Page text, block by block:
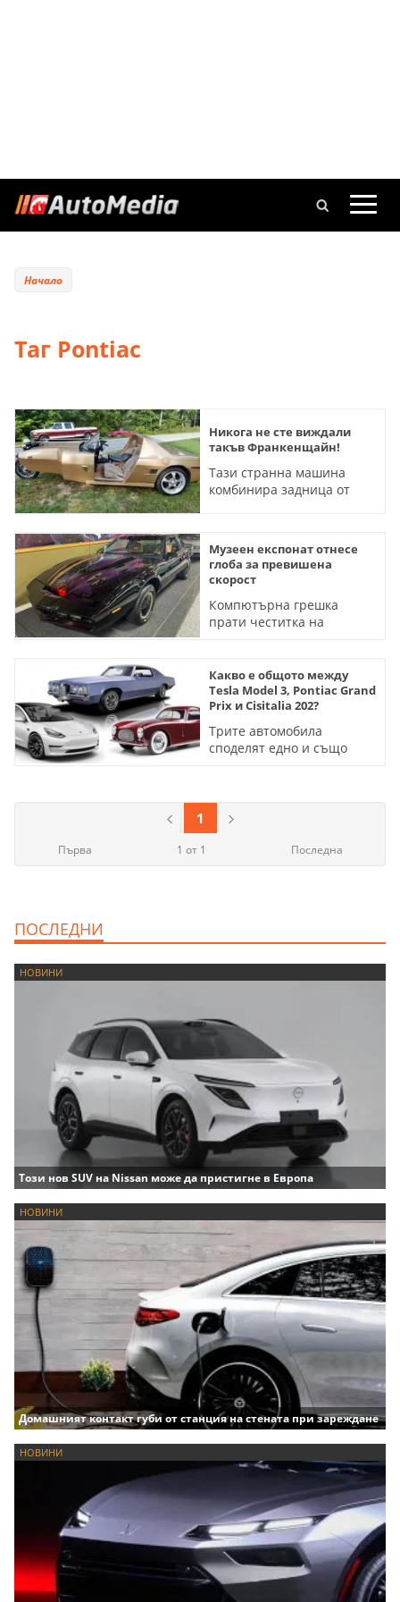
Начало
Таг Pontiac
Никога не сте виждали
такъв Франкенщайн!
Тази странна машина
комбинира задница от
Музеен експонат отнесе
глоба за превишена
скорост
Компютърна грешка
прати честитка на
Какво е общото между
Tesla Model 3, Pontiac Grand
Prix и Cisitalia 202?
Трите автомобила
споделят едно и също
1 от 1 Последна
1
Първа
ПОСЛЕДНИ
НОВИНИ
Този нов SUV на Nissan може да пристигне в Европа
НОВИНИ
Домашният контакт губи от станция на стената при зареждане
НОВИНИ